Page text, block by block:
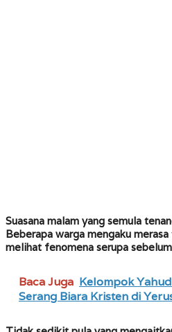
Suasana malam yang semula
Beberapa warga mengaku
melihat fenomena serupa
Baca Juga Kelompok
Serang Biara Kristen di